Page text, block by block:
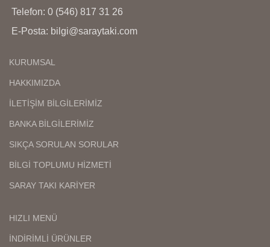
Telefon: 0 (546) 817 31 26
E-Posta: bilgi@saraytaki.com
KURUMSAL
HAKKIMIZDA
İLETİŞİM BİLGİLERİMİZ
BANKA BİLGİLERİMİZ
SIKÇA SORULAN SORULAR
BİLGİ TOPLUMU HİZMETİ
SARAY TAKI KARİYER
HIZLI MENÜ
İNDİRİMLİ ÜRÜNLER